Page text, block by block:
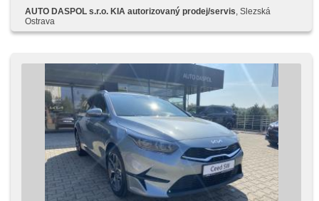
telefonů, Bluetooth, El. Seitenscheiben, dojezdové rezervní
kolo, El. Klappspiegel, El. Spiegel, starten per Taste,
Wegfahrsperre, Zentralverriegelung mit Funkfernbedienung,
System, USB, digitální příjem rádia (DAB),
Außenthermometer, beheizte Spiegel, Teilbare
Rücksitzbank, zadní loketní opěrka, Heckscheibenwischer,
Getönte Scheiben, přední pohon, Garantie, malý kožený
paket
AUTO DASPOL s.r.o. KIA autorizovaný prodej/servis , Slezská
Ostrava